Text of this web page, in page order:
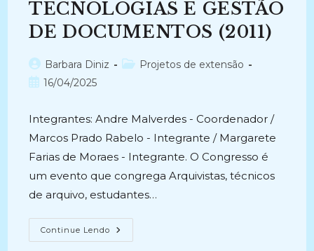
TECNOLOGIAS E GESTÃO
DE DOCUMENTOS (2011)
Autor
do
Barbara Diniz
Categoria
Projetos de extensão
Post16/04/2025
Integrantes: Andre Malverdes - Coordenador /
Marcos Prado Rabelo - Integrante / Margarete
Farias de Moraes - Integrante. O Congresso é
um evento que congrega Arquivistas, técnicos
de arquivo, estudantes…
Continue Lendo FÓRUM
NACIONAL